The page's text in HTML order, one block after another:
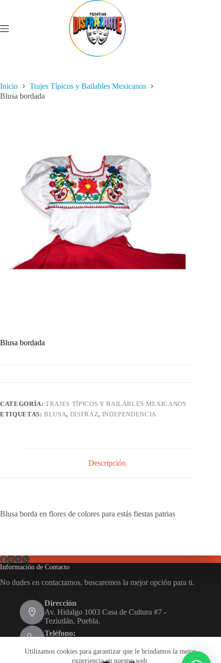
Utilizamos cookies para garantizar que le brindamos la mejor
experiencia en nuestra web.
Inicio
Trajes Típicos y Bailables Mexicanos
Blusa bordada
Blusa bordada
CATEGORÍA:TRAJES TÍPICOS Y BAILABLES MEXICANOS
ETIQUETAS:BLUSA, DISFRAZ, INDEPENDENCIA
Descripción
Blusa borda en flores de colores para estás fiestas patrias
Información de Contacto
No dudes en contactarnos, buscaremos la mejor opción para ti.
Dirección
Av. Hidalgo 1003 Casa de Cultura #7 -
Teziutlán, Puebla.
Teléfono: